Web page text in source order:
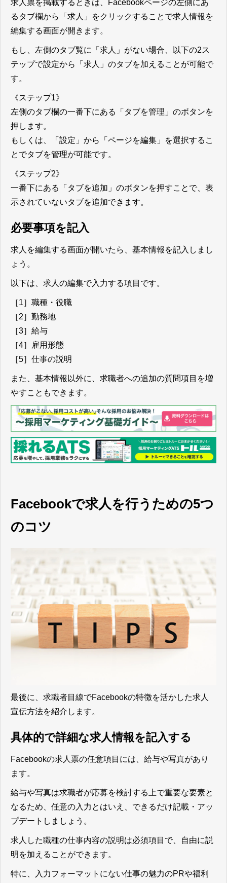
求人票を掲載するときは、Facebookページの左側にあ
るタブ欄から「求人」をクリックすることで求人情報を
編集する画面が開きます。
もし、左側のタブ覧に「求人」がない場合、以下の2ス
テップで設定から「求人」のタブを加えることが可能で
す。
《ステップ1》
左側のタブ欄の一番下にある「タブを管理」のボタンを
押します。
もしくは、「設定」から「ページを編集」を選択するこ
とでタブを管理が可能です。
《ステップ2》
一番下にある「タブを追加」のボタンを押すことで、表
示されていないタブを追加できます。
必要事項を記入
求人を編集する画面が開いたら、基本情報を記入しまし
ょう。
以下は、求人の編集で入力する項目です。
［1］職種・役職
［2］勤務地
［3］給与
［4］雇用形態
［5］仕事の説明
また、基本情報以外に、求職者への追加の質問項目を増
やすこともできます。
Facebookで求人を行うための5つ
のコツ
最後に、求職者目線でFacebookの特徴を活かした求人
宣伝方法を紹介します。
具体的で詳細な求人情報を記入する
Facebookの求人票の任意項目には、給与や写真があり
ます。
給与や写真は求職者が応募を検討する上で重要な要素と
なるため、任意の入力とはいえ、できるだけ記載・アッ
プデートしましょう。
求人した職種の仕事内容の説明は必須項目で、自由に説
明を加えることができます。
特に、
入力フォーマットにない仕事の魅力のPRや福利